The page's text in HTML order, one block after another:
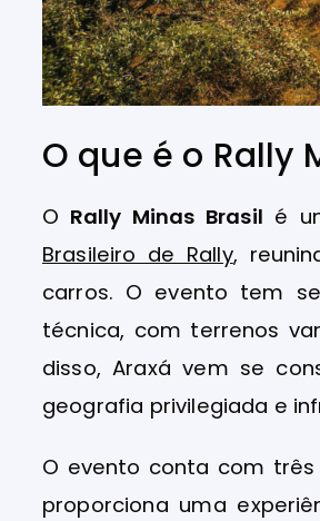
O que é o Rally
O Rally Minas Brasil é
Brasileiro de Rally,
carros. O evento tem
técnica, com terrenos
disso, Araxá vem se
geografia privilegiada e
O evento conta com
proporciona uma